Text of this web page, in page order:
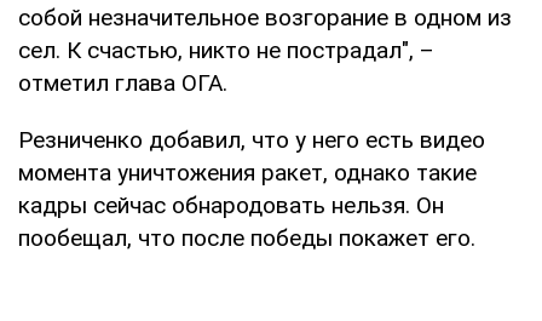
собой незначительное возгорание в одном из
сел. К счастью, никто не пострадал", –
отметил глава ОГА.
Резниченко добавил, что у него есть видео
момента уничтожения ракет, однако такие
кадры сейчас обнародовать нельзя. Он
пообещал, что после победы покажет его.